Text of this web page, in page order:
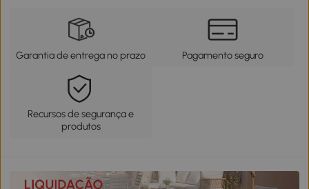
Garantia de entrega no prazo Pagamento seguro
Recursos de segurança e
produtos